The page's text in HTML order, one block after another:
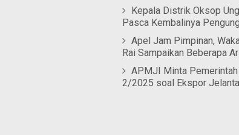
Kepala Distrik Oksop
Pasca Kembalinya
Apel Jam Pimpinan,
Rai Sampaikan Beberapa
APMJI Minta
2/2025 soal Ekspor